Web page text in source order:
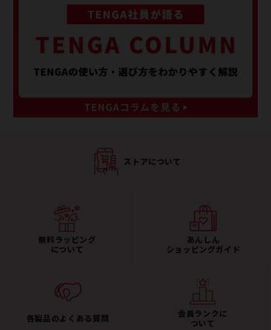
ストアについて
無料ラッピング
について
あんしん
ショッピングガイド
各製品のよくある質問
会員ランクに
ついて